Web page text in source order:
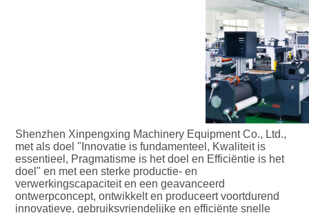
Shenzhen Xinpengxing Machinery Equipment Co., Ltd.,
met als doel "Innovatie is fundamenteel, Kwaliteit is
essentieel, Pragmatisme is het doel en Efficiëntie is het
doel" en met een sterke productie- en
verwerkingscapaciteit en een geavanceerd
ontwerpconcept, ontwikkelt en produceert voortdurend
innovatieve, gebruiksvriendelijke en efficiënte snelle